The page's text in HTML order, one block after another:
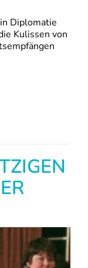
Diplomatie
Kulissen von